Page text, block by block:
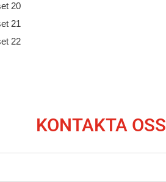
KONTAKTA OSS